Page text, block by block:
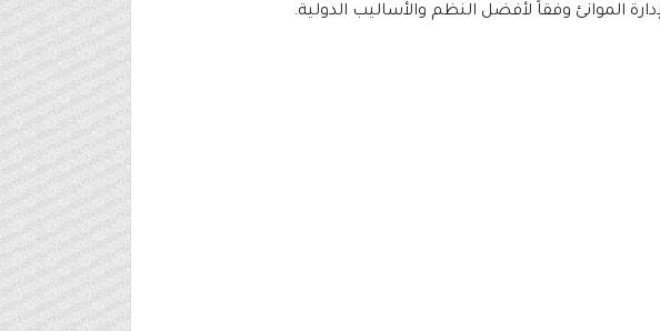
الموانئ وفقاً لأفضل النظم والأساليب الدولية.